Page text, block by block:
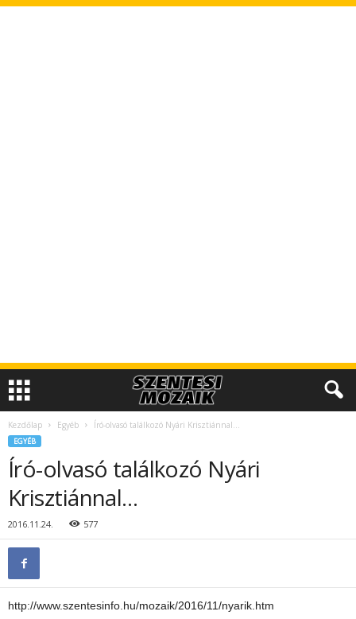
Kezdőlap Egyéb Író-olvasó találkozó Nyári Krisztiánnal…
EGYÉB
Író-olvasó találkozó Nyári
Krisztiánnal…
2016.11.24. 577
http://www.szentesinfo.hu/mozaik/2016/11/nyarik.htm